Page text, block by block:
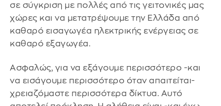
σε σύγκριση με πολλές από τις γειτονικές μας
χώρες και να μετατρέψουμε την Ελλάδα από
καθαρό εισαγωγέα ηλεκτρικής ενέργειας σε
καθαρό εξαγωγέα.
Ασφαλώς, για να εξάγουμε περισσότερο -και
να εισάγουμε περισσότερο όταν απαιτείται-
χρειαζόμαστε περισσότερα δίκτυα. Αυτό